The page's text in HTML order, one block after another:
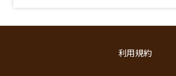
利用規約